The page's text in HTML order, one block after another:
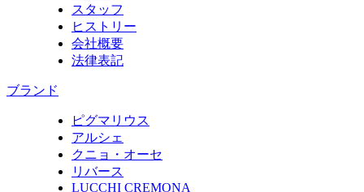
スタッフ
ヒストリー
会社概要
法律表記
ブランド
ピグマリウス
アルシェ
クニョ・オーセ
リバース
LUCCHI CREMONA